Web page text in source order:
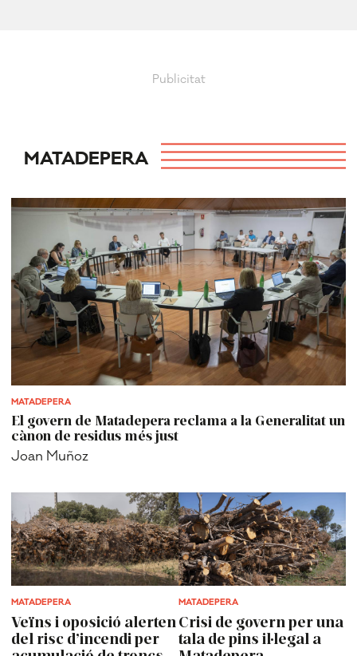
MATADEPERA
MATADEPERA
El govern de Matadepera reclama a la Generalitat un
cànon de residus més just
Joan Muñoz
MATADEPERA
Veïns i oposició alerten
del risc d’incendi per
MATADEPERA
Crisi de govern per una
tala de pins il·legal a